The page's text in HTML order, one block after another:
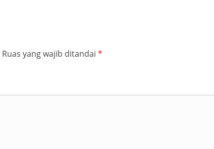
Ruas yang wajib ditandai *